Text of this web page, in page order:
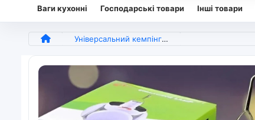
Ваги кухонні Господарські товари Інші товари
Універсальний кемпінговий LED ліхтар-лампа BL-2029/підвісний акумуляторний світильник люстра для кемпінгу (арт. 6866)